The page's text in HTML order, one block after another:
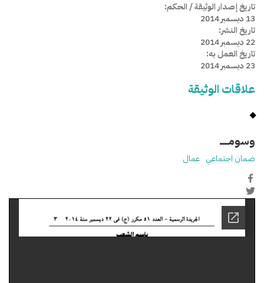
تاريخ إصدار الوثيقة / الحكم:
13 ديسمبر 2014
تاريخ النشر:
22 ديسمبر 2014
تاريخ العمل به:
23 ديسمبر 2014
علاقات الوثيقة
وسومـــــ
ضمان اجتماعي عمال